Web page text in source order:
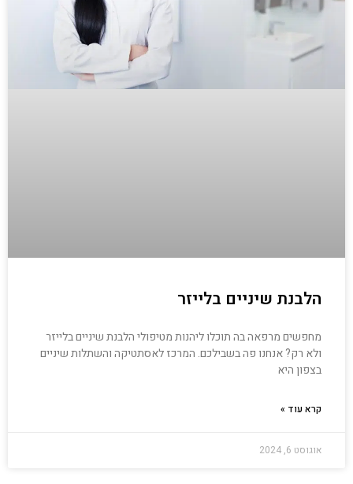
הלבנת שיניים בלייזר
מחפשים מרפאה בה תוכלו ליהנות מטיפולי הלבנת שיניים בלייזר
ולא רק? אנחנו פה בשבילכם. המרכז לאסתטיקה והשתלות שיניים
בצפון היא
קרא עוד »
אוגוסט 6, 2024